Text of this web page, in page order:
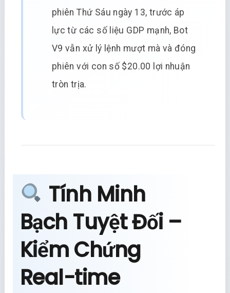
phiên Thứ Sáu ngày 13, trước áp
lực từ các số liệu GDP mạnh, Bot
V9 vẫn xử lý lệnh mượt mà và đóng
phiên với con số $20.00 lợi nhuận
tròn trịa.
Tính Minh
Bạch Tuyệt Đối –
Kiểm Chứng
Real-time